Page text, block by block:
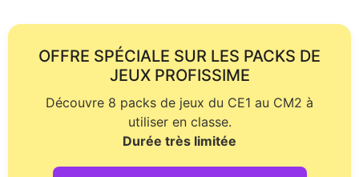
OFFRE SPÉCIALE SUR LES PACKS DE
JEUX PROFISSIME
Découvre 8 packs de jeux du CE1 au CM2 à
utiliser en classe.
Durée très limitée